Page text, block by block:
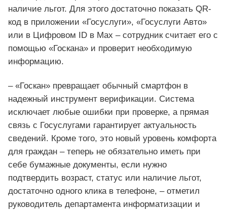
наличие льгот. Для этого достаточно показать QR-
код в приложении «Госуслуги», «Госуслуги Авто»
или в Цифровом ID в Max – сотрудник считает его с
помощью «Госкана» и проверит необходимую
информацию.
– «Госкан» превращает обычный смартфон в
надежный инструмент верификации. Система
исключает любые ошибки при проверке, а прямая
связь с Госуслугами гарантирует актуальность
сведений. Кроме того, это новый уровень комфорта
для граждан – теперь не обязательно иметь при
себе бумажные документы, если нужно
подтвердить возраст, статус или наличие льгот,
достаточно одного клика в телефоне, – отметил
руководитель департамента информатизации и